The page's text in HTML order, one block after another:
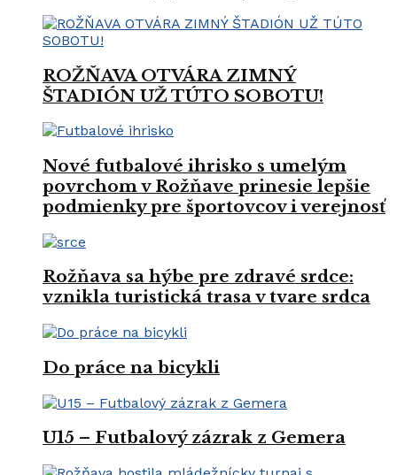
ROŽŇAVA OTVÁRA ZIMNÝ
ŠTADIÓN UŽ TÚTO SOBOTU!
Nové futbalové ihrisko s umelým
povrchom v Rožňave prinesie lepšie
podmienky pre športovcov i verejnosť
Rožňava sa hýbe pre zdravé srdce:
vznikla turistická trasa v tvare srdca
Do práce na bicykli
U15 – Futbalový zázrak z Gemera